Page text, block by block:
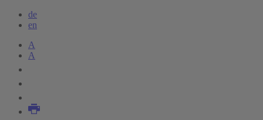
de
en
A
A